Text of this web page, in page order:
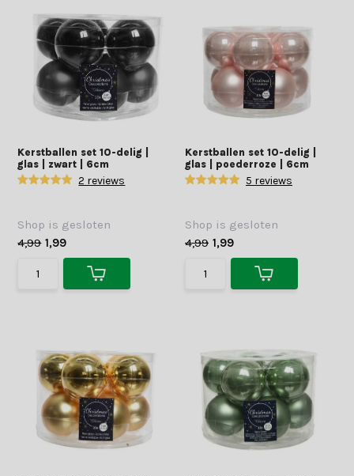
Kerstballen set 10-delig |
glas | zwart | 6cm
2 reviews
Shop is gesloten
4,99 1,99
Kerstballen set 10-delig |
glas | poederroze | 6cm
5 reviews
Shop is gesloten
4,99 1,99